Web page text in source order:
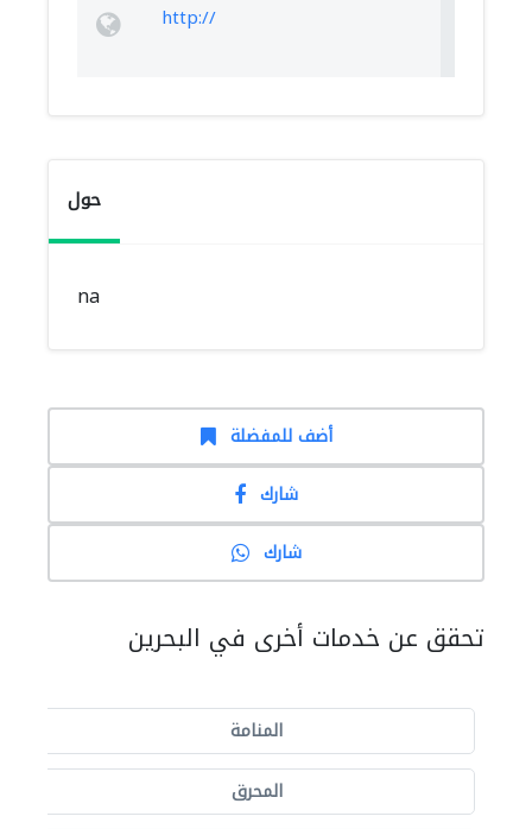
http://
حول
na
أضف للمفضلة
شارك
شارك
تحقق عن خدمات أخرى في البحرين
المنامة
المحرق